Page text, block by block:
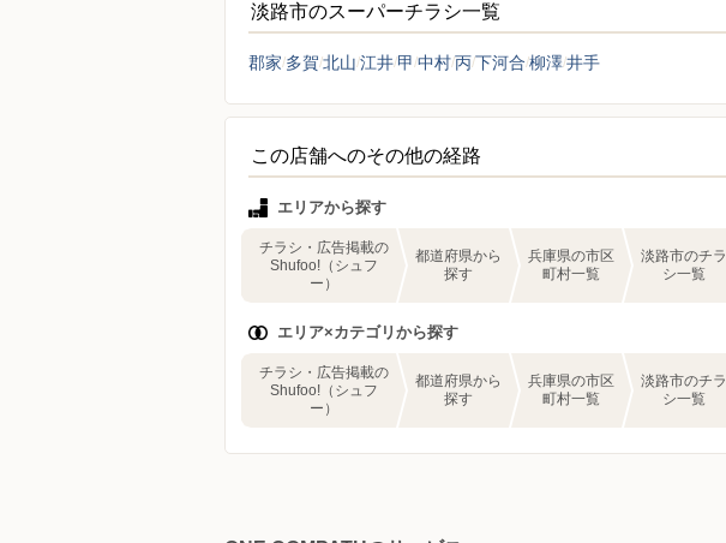
淡路市のスーパーチラシ一覧
郡家 多賀 北山 江井 甲 中村丙下河合 柳澤井手
この店舗へのその他の経路
エリアから探す
チラシ・広告掲載の
Shufoo!（シュフ
ー）
都道府県から
探す
兵庫県の市区
町村一覧
淡路市のチラ
シ一覧
エリア×カテゴリから探す
チラシ・広告掲載の
Shufoo!（シュフ
ー）
都道府県から
探す
兵庫県の市区
町村一覧
淡路市のチラ
シ一覧